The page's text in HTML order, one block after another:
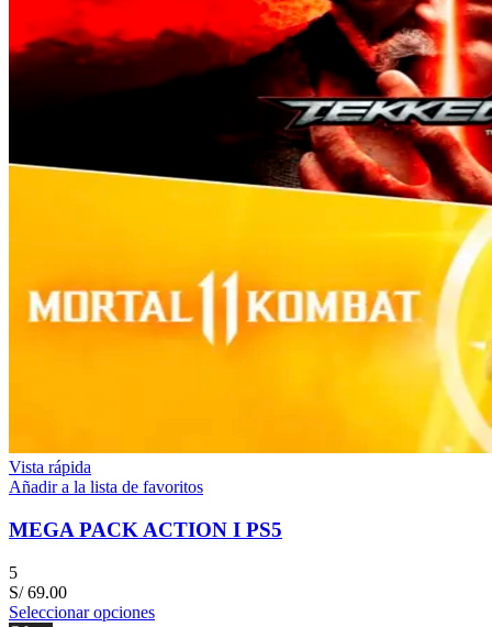
Vista rápida
Añadir a la lista de favoritos
MEGA PACK ACTION I PS5
5
S/69.00
Seleccionar opciones